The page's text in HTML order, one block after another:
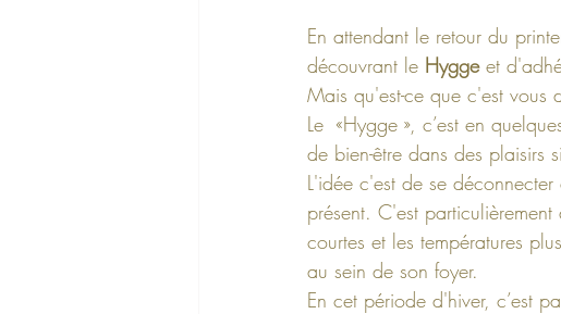
En attendant le retour du
découvrant le Hygge et
Mais qu'est-ce que c'est vous
Le  «Hygge », c’est en
de bien-être dans des plaisirs
L'idée c'est de se
présent. C'est
courtes et les températures
au sein de son foyer.
En cet période d'hiver, c’est